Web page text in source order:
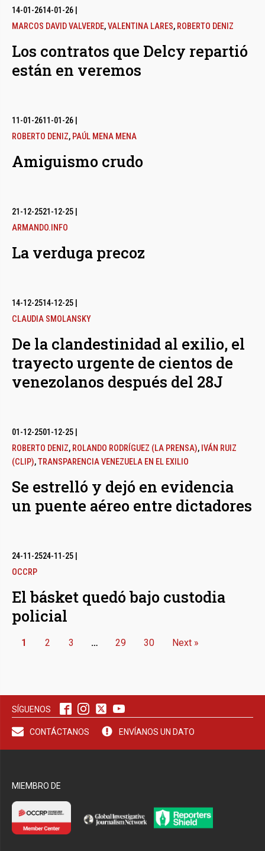
14-01-2614-01-26
MARCOS DAVID VALVERDE,VALENTINA LARES, ROBERTO DENIZ
Los contratos que Delcy repartió
están en veremos
11-01-2611-01-26
ROBERTO DENIZ, PAÚL MENA MENA
Amiguismo crudo
21-12-2521-12-25
ARMANDO.INFO
La verduga precoz
14-12-2514-12-25
CLAUDIA SMOLANSKY
De la clandestinidad al exilio, el
trayecto urgente de cientos de
venezolanos después del 28J
01-12-2501-12-25
ROBERTO DENIZ, ROLANDO RODRÍGUEZ (LA PRENSA), IVÁN RUIZ
(CLIP),TRANSPARENCIA VENEZUELA EN EL EXILIO
Se estrelló y dejó en evidencia
un puente aéreo entre dictadores
24-11-2524-11-25
OCCRP
El básket quedó bajo custodia
policial
1 2 3 … 29 30 Next »
SÍGUENOS
CONTÁCTANOS ENVÍANOS UN DATO
MIEMBRO DE